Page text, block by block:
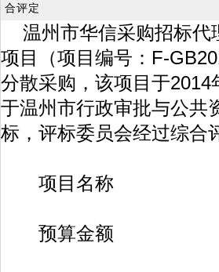
合评定
温州市华信采购招标
项目（项目编号：F-
分散采购，该项目于
于温州市行政审批与公共
标，评标委员会经过综合
项目名称
预算金额